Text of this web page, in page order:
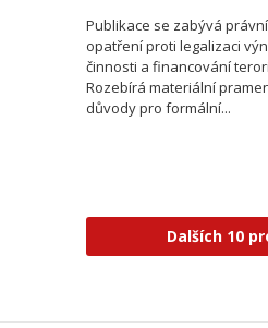
Publikace se zabývá
opatření proti legalizaci
činnosti a financování
Rozebírá materiální
důvody pro formální...
Dalších 10